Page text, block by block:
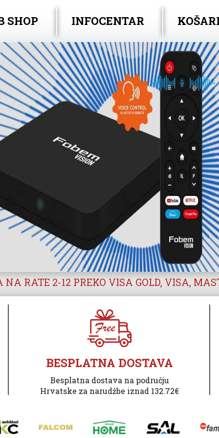
SHOP INFOCENTAR
NA RATE 2-12 PREKO VISA GOLD, VISA,
BESPLATNA DOSTAVA
Besplatna dostava na području
Hrvatske za narudžbe iznad 132.72€